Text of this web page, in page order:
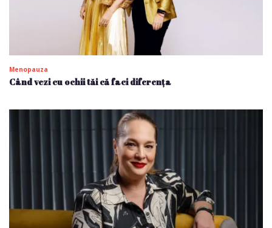
Menopauza
Când vezi cu ochii tăi că faci diferența